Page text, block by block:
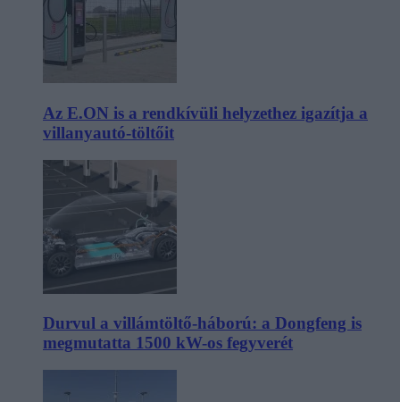
Az E.ON is a rendkívüli helyzethez igazítja a
villanyautó-töltőit
Durvul a villámtöltő-háború: a Dongfeng is
megmutatta 1500 kW-os fegyverét